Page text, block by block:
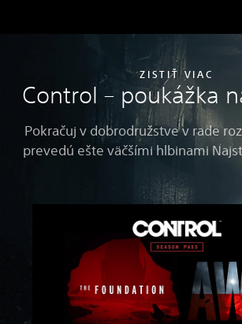
ZISTIŤ VIAC
Control – poukážka
Pokračuj v dobrodružstve v rade
prevedú ešte väčšími hlbinami